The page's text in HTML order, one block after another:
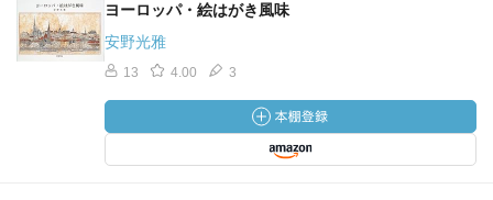
ヨーロッパ・絵はがき風味
安野光雅
13 4.00 3